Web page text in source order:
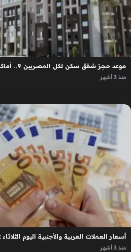
موعد حجز شقق سكن لكل المصريين 9.. أماكن الطرح وتفاصيل الأسعار
منذ 3 أشهر
أسعار العملات العربية والأجنبية اليوم الثلاثاء 12 مايو 2026
منذ 3 أشهر